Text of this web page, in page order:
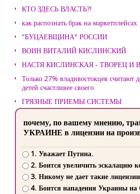
КТО ЗДЕСЬ ВЛАСТЬ?!
как распознать брак на маркетплейсах
"БУЦАЕВЩИНА" РОССИИ
ВОИН ВИТАЛИЙ КИСЛИНСКИЙ
НАСТЯ КИСЛИНСКАЯ - ТВОРЕЦ И
Только 27% владивостокцев считают
детей счастливее своего
ГРЯЗНЫЕ ПРИЕМЫ СИСТЕМЫ
почему, по вашему мнению,
УКРАИНЕ в лицензии на
1. Уважает Путина.
2. Боится увеличить эскалацию
3. Никому не дает такие
4. Боится нападения Украины